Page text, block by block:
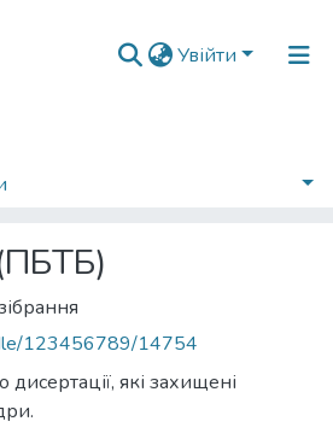
Увійти
123456789/14754
які захищені